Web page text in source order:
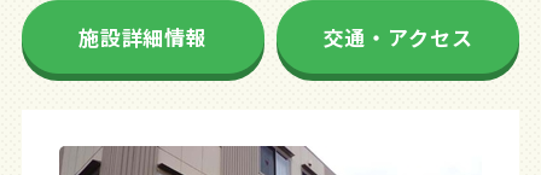
施設詳細情報 交通・アクセス